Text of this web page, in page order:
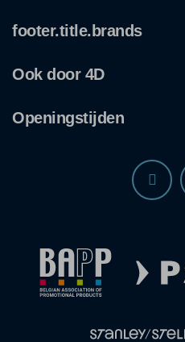
footer.title.brands
Ook door 4D
Openingstijden